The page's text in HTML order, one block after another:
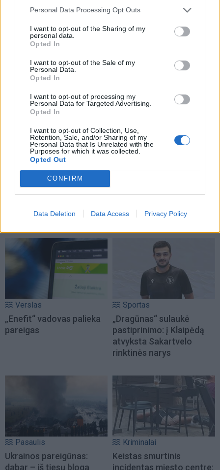
Personal Data Processing Opt Outs
I want to opt-out of the Sharing of my
personal data.
Opted In
I want to opt-out of the Sale of my
Personal Data.
Opted In
I want to opt-out of processing my
Personal Data for Targeted Advertising.
Opted In
I want to opt-out of Collection, Use,
Retention, Sale, and/or Sharing of my
Personal Data that Is Unrelated with the
Purposes for which it was collected.
Opted Out
CONFIRM
Data Deletion Data Access Privacy Policy
Laukinis ir naminis: stirna
karvė įkrito į melioracinį
kanalą
Neatidus vairuotojas
magistralėje taranavo
kelininkus: sužalotas
avarijos kaltininkas
Verslas
„Enefit“ vadovas palieka
pareigas
Sportas
„Dragūnas“ sulaukė
pastiprinimo: į Klaipėdą
atvyksta Sakartvelo
rinktinės narys
Pasaulis
Ukrainos pareigūnas:
dabar – iš tiesų bloga
Kriminalai
Keistas smurtinis
incidentas miesto centre: